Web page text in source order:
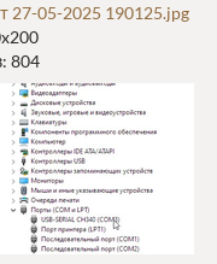
27-05-2025 190125.jpg
804